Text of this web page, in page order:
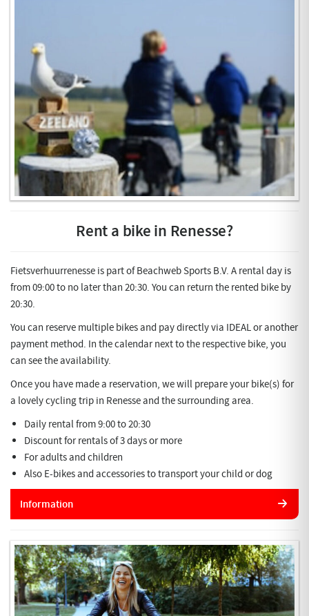
Rent a bike in Renesse?
Fietsverhuurrenesse is part of Beachweb Sports B.V. A rental day is
from 09:00 to no later than 20:30. You can return the rented bike by
20:30.
You can reserve multiple bikes and pay directly via IDEAL or another
payment method. In the calendar next to the respective bike, you
can see the availability.
Once you have made a reservation, we will prepare your bike(s) for
a lovely cycling trip in Renesse and the surrounding area.
Daily rental from 9:00 to 20:30
Discount for rentals of 3 days or more
For adults and children
Also E-bikes and accessories to transport your child or dog
Information